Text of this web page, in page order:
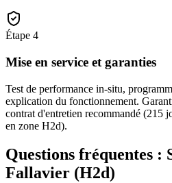
Étape 4
Mise en service et garanties
Test de performance in-situ,
explication du fonctionnement.
contrat d'entretien recommandé (215
en zone H2d).
Questions fréquentes :
Fallavier (H2d)